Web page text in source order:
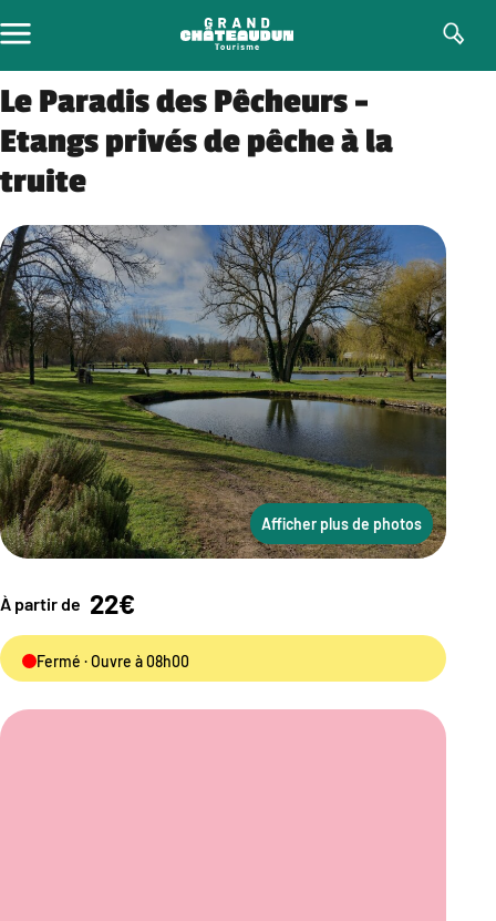
au
contenu
Le Paradis des Pêcheurs –
Etangs privés de pêche à la
truite
Afficher plus de photos
À partir de 22€
Fermé · Ouvre à 08h00